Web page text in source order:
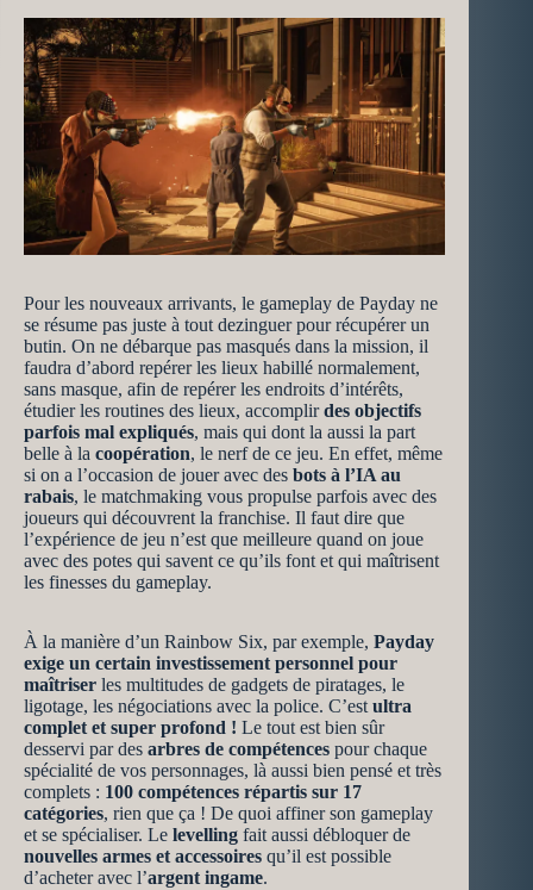
Pour les nouveaux arrivants, le gameplay de Payday ne
se résume pas juste à tout dezinguer pour récupérer un
butin. On ne débarque pas masqués dans la mission, il
faudra d’abord repérer les lieux habillé normalement,
sans masque, afin de repérer les endroits d’intérêts,
étudier les routines des lieux, accomplirdes objectifs
parfois mal expliqués, mais qui dont la aussi la part
belle à la coopération, le nerf de ce jeu. En effet, même
si on a l’occasion de jouer avec des bots à l’IA au
rabais, le matchmaking vous propulse parfois avec des
joueurs qui découvrent la franchise. Il faut dire que
l’expérience de jeu n’est que meilleure quand on joue
avec des potes qui savent ce qu’ils font et qui maîtrisent
les finesses du gameplay.
À la manière d’un Rainbow Six, par exemple, Payday
exige un certain investissement personnel pour
maîtriser les multitudes de gadgets de piratages, le
ligotage, les négociations avec la police. C’est ultra
complet et super profond ! Le tout est bien sûr
desservi par des arbres de compétences pour chaque
spécialité de vos personnages, là aussi bien pensé et très
complets : 100 compétences répartis sur 17
catégories, rien que ça ! De quoi affiner son gameplay
et se spécialiser. Le levelling fait aussi débloquer de
nouvelles armes et accessoires qu’il est possible
d’acheter avec l’argent ingame.